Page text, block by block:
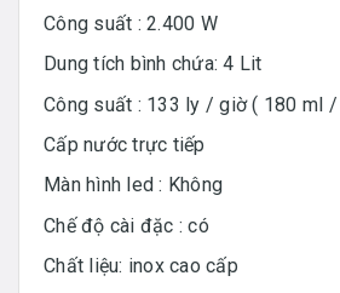
Công suất : 2.400 W
Dung tích bình chứa: 4 Lit
Công suất : 133 ly / giờ ( 180 ml
Cấp nước trực tiếp
Màn hình led : Không
Chế độ cài đặc : có
Chất liệu: inox cao cấp